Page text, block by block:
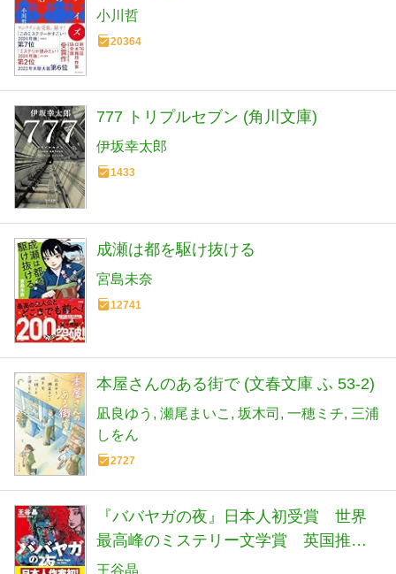
小川哲
20364
777 トリプルセブン (角川文庫)
伊坂幸太郎
1433
成瀬は都を駆け抜ける
宮島未奈
12741
本屋さんのある街で (文春文庫 ふ 53-2)
凪良ゆう 瀬尾まいこ 坂木司 一穂ミチ 三浦
しをん
2727
『ババヤガの夜』日本人初受賞 世界
最高峰のミステリー文学賞 英国推理
作家協会賞(ダガー賞） (河出文庫 お 46-
王谷晶